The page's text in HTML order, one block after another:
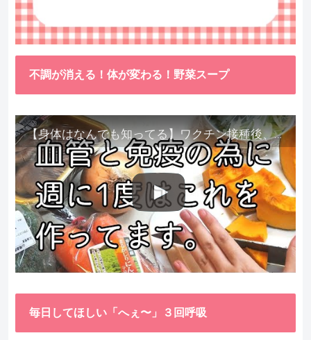
不調が消える！体が変わる！野菜スープ
【身体はなんでも知ってる】ワクチン接種後、異常に食べたくなった野菜が細胞回復に貢献してくれました。
毎日してほしい「へぇ〜」３回呼吸